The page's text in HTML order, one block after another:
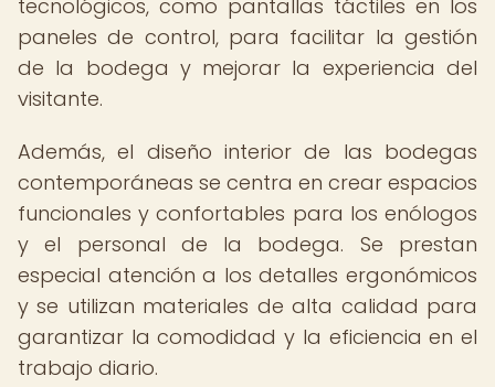
tecnológicos, como pantallas táctiles en los
paneles de control, para facilitar la gestión
de la bodega y mejorar la experiencia del
visitante.
Además, el diseño interior de las bodegas
contemporáneas se centra en crear espacios
funcionales y confortables para los enólogos
y el personal de la bodega. Se prestan
especial atención a los detalles ergonómicos
y se utilizan materiales de alta calidad para
garantizar la comodidad y la eficiencia en el
trabajo diario.